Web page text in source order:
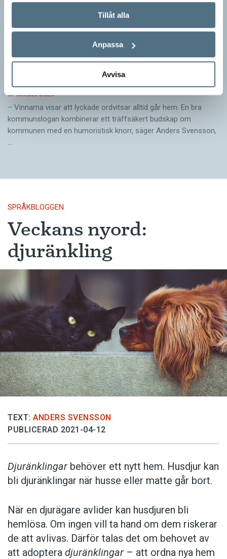
Tillåt alla
Anpassa
Avvisa
Pressmeddelande: Hjovisst älskar vi
SPRÅKBLOGGEN
– Vinnarna visar att lyckade ordvitsar alltid går hem. En bra
kommunslogan kombinerar ett träffsäkert budskap om
kommunen med en humoristisk knorr, säger Anders Svensson,
…
SPRÅKBLOGGEN
Veckans nyord:
djuränkling
TEXT: ANDERS SVENSSON
PUBLICERAD 2021-04-12
Djuränklingar behöver ett nytt hem. Husdjur kan
bli djuränklingar när husse eller matte går bort.
När en djurägare avlider kan husdjuren bli
hemlösa. Om ingen vill ta hand om dem riskerar
de att avlivas. Därför talas det om behovet av
att adoptera djuränklingar – att ordna nya hem